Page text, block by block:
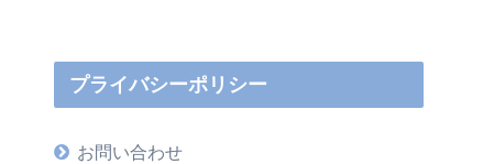
プライバシーポリシー
お問い合わせ